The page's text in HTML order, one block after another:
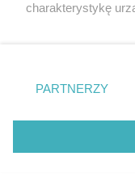
charakterystykę
zmienić/wycofać
znajdujący się w
użytkownika, ale
przetwarzaniu.
PARTNERZY